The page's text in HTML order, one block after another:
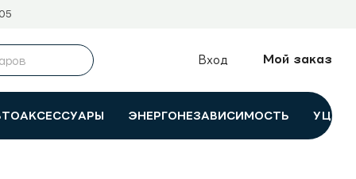
Вход Мой заказ
ЭНЕРГОНЕЗАВИСИМОСТЬ